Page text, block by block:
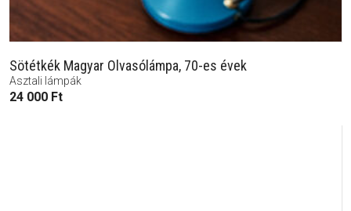
Sötétkék Magyar Olvasólámpa, 70-es évek
Asztali lámpák
24 000 Ft